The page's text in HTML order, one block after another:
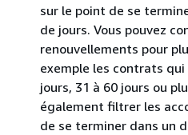
sur le point de se
de jours. Vous pouvez
renouvellements pour
exemple les contrats
jours, 31 à 60 jours ou
également filtrer les
de se terminer dans un